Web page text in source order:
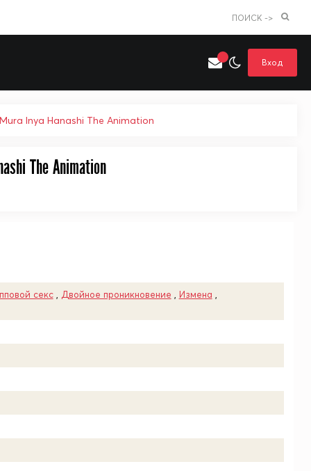
Искать только в категории
ПОИСК ->
Вход
Inya Hanashi The Animation
The Animation
секс, Двойное проникновение Измена